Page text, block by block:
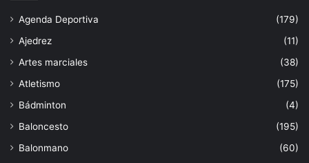
Agenda Deportiva
(179)
Ajedrez
(11)
Artes marciales
(38)
Atletismo
(175)
Bádminton
(4)
Baloncesto
(195)
Balonmano
(60)